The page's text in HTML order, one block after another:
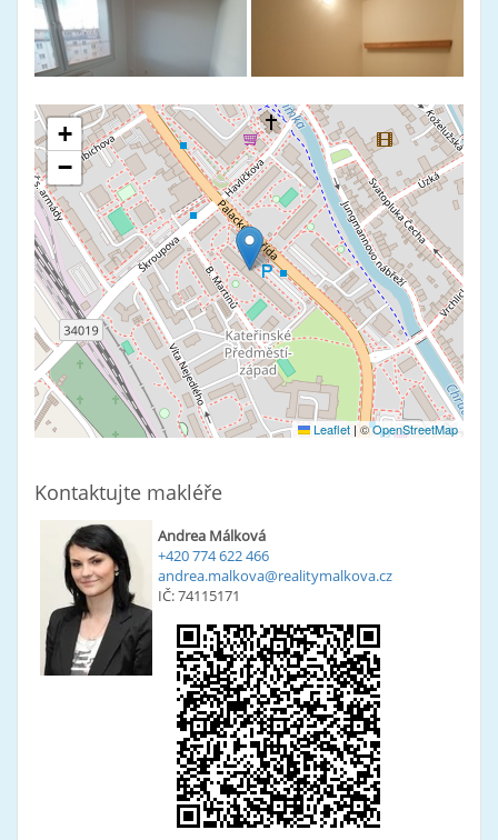
+
−
Leaflet | ©OpenStreetMap
Kontaktujte makléře
Andrea Málková
+420 774 622 466
andrea.malkova@realitymalkova.cz
IČ: 74115171